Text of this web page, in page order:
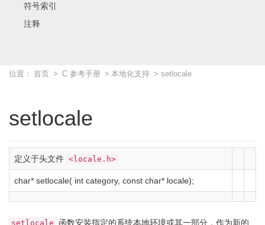
符号索引
注释
位置： 首页 > C 参考手册 > 本地化支持 > setlocale
setlocale
定义于头文件 <locale.h>
char* setlocale( int category, const char* locale);
setlocale 函数安装指定的系统本地环境或其一部分，作为新的